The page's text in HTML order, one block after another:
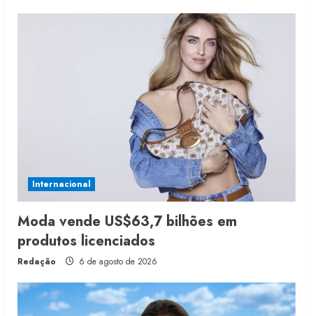
Internacional
Moda vende US$63,7 bilhões em
produtos licenciados
Redação 6 de agosto de 2026